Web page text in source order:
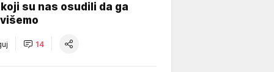
su nas osudili da ga
14